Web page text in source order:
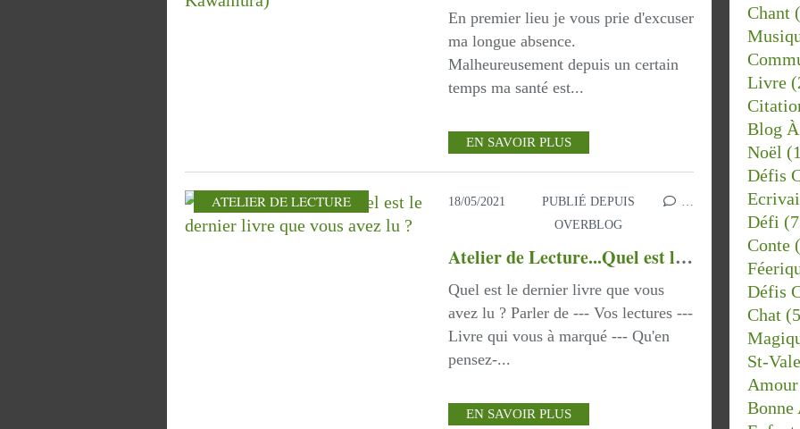
En premier lieu je vous prie d'excuser
ma longue absence.
Malheureusement depuis un certain
temps ma santé est...
EN SAVOIR PLUS
ATELIER DE LECTURE 18/05/2021
PUBLIÉ DEPUIS
OVERBLOG
…
Atelier de Lecture...Quel est le dernier livre que vous avez lu ?
Quel est le dernier livre que vous
avez lu ? Parler de --- Vos lectures ---
Livre qui vous à marqué --- Qu'en
pensez-...
EN SAVOIR PLUS
Chant
Livre
Blog
Noël
Défis
Défi
Conte
Défis
Chat
St-
Amour
Bonne